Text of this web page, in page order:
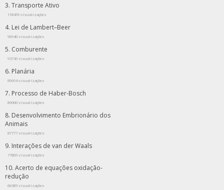
Transporte Ativo
118459 visualizações
Lei de Lambert–Beer
96940 visualizações
Comburente
93745 visualizações
Planária
89694 visualizações
Processo de Haber-Bosch
89000 visualizações
Desenvolvimento Embrionário dos
Animais
87777 visualizações
Interações de van der Waals
77805 visualizações
Acerto de equações oxidação-
redução
66385 visualizações